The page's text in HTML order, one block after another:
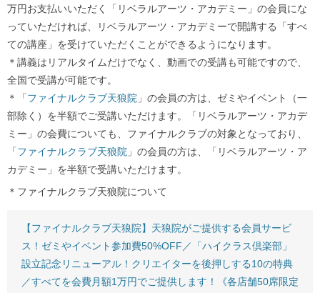
万円お支払いいただく「リベラルアーツ・アカデミー」の会員にな
っていただければ、リベラルアーツ・アカデミーで開講する「すべ
ての講座」を受けていただくことができるようになります。
＊講義はリアルタイムだけでなく、動画での受講も可能ですので、
全国で受講が可能です。
＊「ファイナルクラブ天狼院 」の会員の方は、ゼミやイベント（一
部除く）を半額でご受講いただけます。「リベラルアーツ・アカデ
ミー」の会費についても、ファイナルクラブの対象となっており、
「ファイナルクラブ天狼院 」の会員の方は、「リベラルアーツ・ア
カデミー」を半額で受講いただけます。
＊ファイナルクラブ天狼院について
【ファイナルクラブ天狼院】天狼院がご提供する会員サービ
ス！ゼミやイベント参加費50%OFF／「ハイクラス倶楽部」
設立記念リニューアル！クリエイターを後押しする10の特典
／すべてを会費月額1万円でご提供します！《各店舗50席限定